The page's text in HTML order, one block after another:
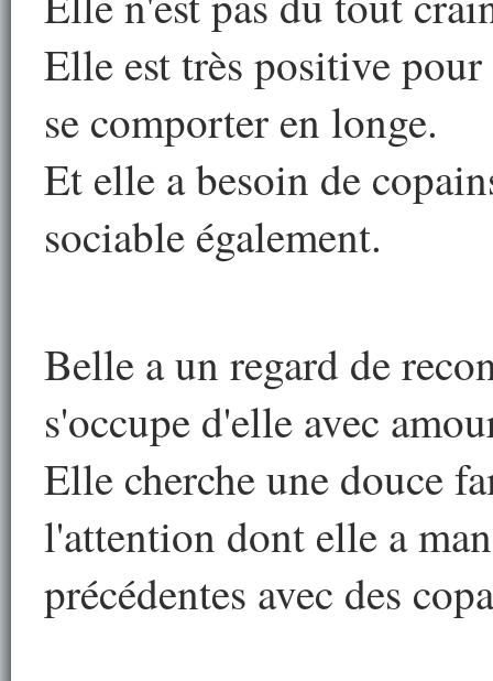
Elle est très positive
se comporter en longe.
Et elle a besoin de
sociable également.
Belle a un regard de
s'occupe d'elle avec
Elle cherche une douce
l'attention dont elle a
précédentes avec des